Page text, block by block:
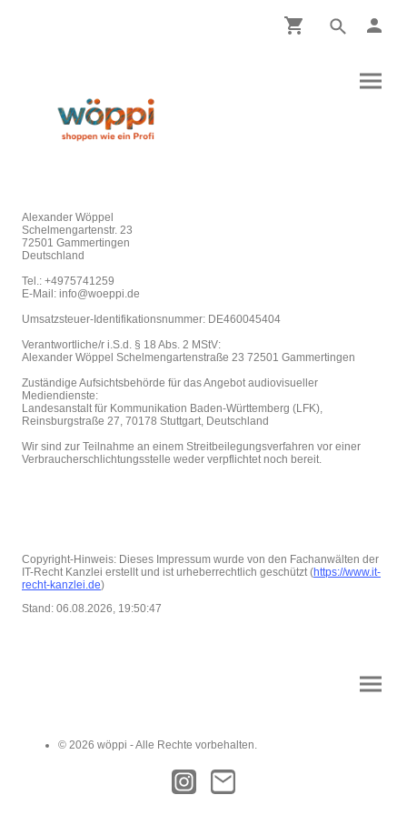
Alexander Wöppel
Schelmengartenstr. 23
72501 Gammertingen
Deutschland
Tel.: +4975741259
E-Mail: info@woeppi.de
Umsatzsteuer-Identifikationsnummer: DE460045404
Verantwortliche/r i.S.d. § 18 Abs. 2 MStV:
Alexander Wöppel Schelmengartenstraße 23 72501 Gammertingen
Zuständige Aufsichtsbehörde für das Angebot audiovisueller
Mediendienste:
Landesanstalt für Kommunikation Baden-Württemberg (LFK),
Reinsburgstraße 27, 70178 Stuttgart, Deutschland
Wir sind zur Teilnahme an einem Streitbeilegungsverfahren vor einer
Verbraucherschlichtungsstelle weder verpflichtet noch bereit.
Copyright-Hinweis: Dieses Impressum wurde von den Fachanwälten der
IT-Recht Kanzlei erstellt und ist urheberrechtlich geschützt (https://www.it-
recht-kanzlei.de)
Stand: 06.08.2026, 19:50:47
© 2026 wöppi - Alle Rechte vorbehalten.